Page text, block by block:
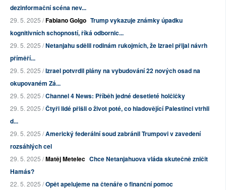
dezinformační scéna nev...
29. 5. 2025 /Fabiano Golgo Trump vykazuje známky úpadku
kognitivních schopností, říká odbornic...
29. 5. 2025 /Netanjahu sdělil rodinám rukojmích, že Izrael přijal návrh
příměří...
29. 5. 2025 /Izrael potvrdil plány na vybudování 22 nových osad na
okupovaném Zá...
29. 5. 2025 /Channel 4 News: Příběh jedné desetieté holčičky
29. 5. 2025 /Čtyři lidé přišli o život poté, co hladovějící Palestinci vtrhli
d...
29. 5. 2025 /Americký federální soud zabránil Trumpovi v zavedení
rozsáhlých cel
29. 5. 2025 /Matěj Metelec Chce Netanjahuova vláda skutečně zničit
Hamás?
22. 5. 2025 /Opět apelujeme na čtenáře o finanční pomoc